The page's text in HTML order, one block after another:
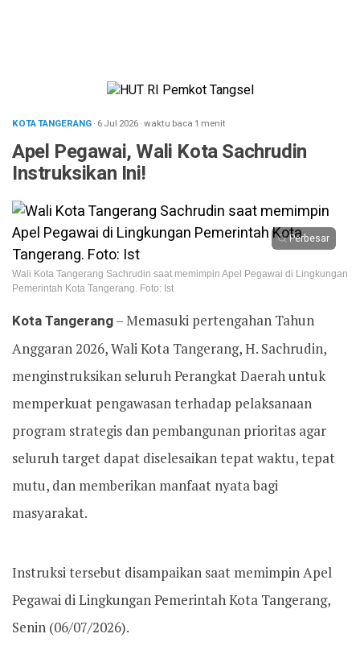
KOTA TANGERANG· 6 Jul 2026·waktu baca 1 menit
Apel Pegawai, Wali Kota Sachrudin
Instruksikan Ini!
Perbesar
Wali Kota Tangerang Sachrudin saat memimpin Apel Pegawai di Lingkungan
Pemerintah Kota Tangerang. Foto: Ist
Kota Tangerang– Memasuki pertengahan Tahun
Anggaran 2026, Wali Kota Tangerang, H. Sachrudin,
menginstruksikan seluruh Perangkat Daerah untuk
memperkuat pengawasan terhadap pelaksanaan
program strategis dan pembangunan prioritas agar
seluruh target dapat diselesaikan tepat waktu, tepat
mutu, dan memberikan manfaat nyata bagi
masyarakat.
Instruksi tersebut disampaikan saat memimpin Apel
Pegawai di Lingkungan Pemerintah Kota Tangerang,
Senin (06/07/2026).